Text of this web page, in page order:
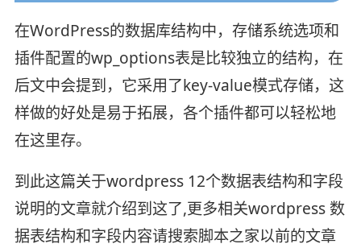
在WordPress的数据库结构中，存储系统选项和
插件配置的wp_options表是比较独立的结构，在
后文中会提到，它采用了key-value模式存储，这
样做的好处是易于拓展，各个插件都可以轻松地
在这里存。
到此这篇关于wordpress 12个数据表结构和字段
说明的文章就介绍到这了,更多相关wordpress 数
据表结构和字段内容请搜索脚本之家以前的文章